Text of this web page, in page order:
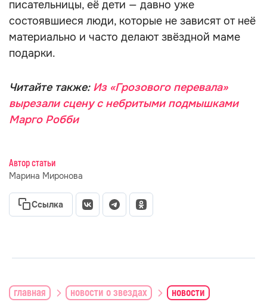
писательницы, её дети — давно уже
состоявшиеся люди, которые не зависят от неё
материально и часто делают звёздной маме
подарки.
Читайте также: Из «Грозового перевала»
вырезали сцену с небритыми подмышками
Марго Робби
Автор статьи
Марина Миронова
Ссылка
главная новости о звездах новости